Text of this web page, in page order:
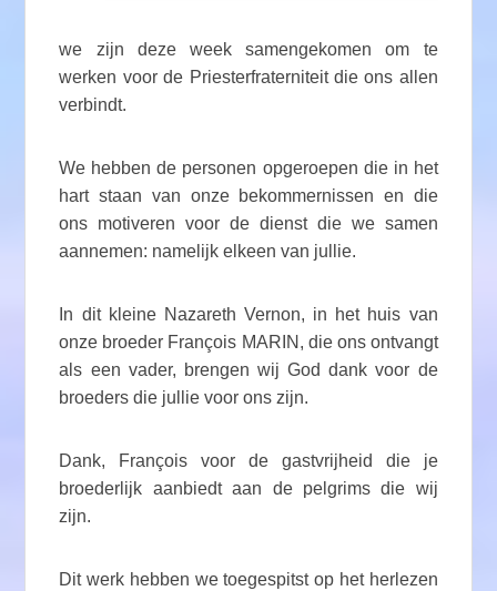
we zijn deze week samengekomen om te
werken voor de Priesterfraterniteit die ons allen
verbindt.
We hebben de personen opgeroepen die in het
hart staan van onze bekommernissen en die
ons motiveren voor de dienst die we samen
aannemen: namelijk elkeen van jullie.
In dit kleine Nazareth Vernon, in het huis van
onze broeder François MARIN, die ons ontvangt
als een vader, brengen wij God dank voor de
broeders die jullie voor ons zijn.
Dank, François voor de gastvrijheid die je
broederlijk aanbiedt aan de pelgrims die wij
zijn.
Dit werk hebben we toegespitst op het herlezen